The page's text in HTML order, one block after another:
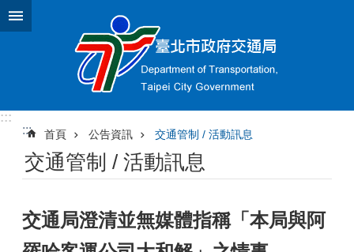
跳到主要內容區塊
:::
:::
首頁 公告資訊 交通管制 / 活動訊息
交通管制 / 活動訊息
交通局澄清並無媒體指稱「本局與阿